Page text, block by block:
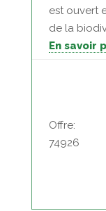
est ouvert
de la
En savoir
Offre:
74926